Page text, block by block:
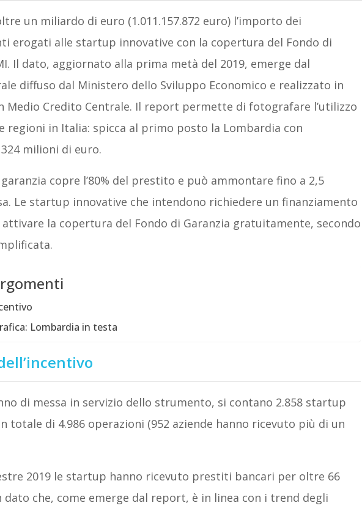
un miliardo di euro (1.011.157.872 euro) l’importo dei
erogati alle startup innovative con la copertura del Fondo di
Il dato, aggiornato alla prima metà del 2019, emerge dal
diffuso dal Ministero dello Sviluppo Economico e realizzato in
Medio Credito Centrale. Il report permette di fotografare l’utilizzo
regioni in Italia: spicca al primo posto la Lombardia con
milioni di euro.
copre l’80% del prestito e può ammontare fino a 2,5
Le startup innovative che intendono richiedere un finanziamento
la copertura del Fondo di Garanzia gratuitamente, secondo
Lombardia in testa
di messa in servizio dello strumento, si contano 2.858 startup
totale di 4.986 operazioni (952 aziende hanno ricevuto più di un
2019 le startup hanno ricevuto prestiti bancari per oltre 66
dato che, come emerge dal report, è in linea con i trend degli